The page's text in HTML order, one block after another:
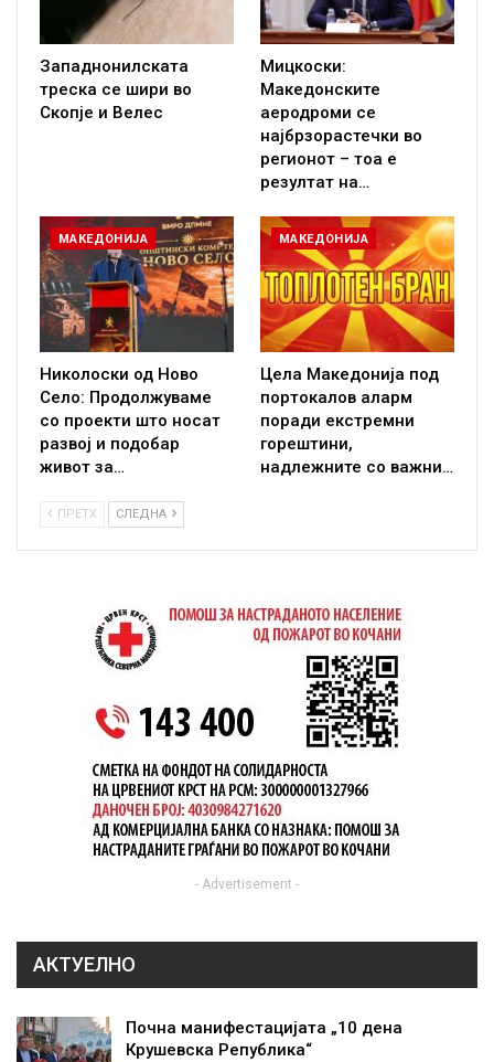
Западнонилската
треска се шири во
Скопје и Велес
Мицкоски:
Македонските
аеродроми се
најбрзорастечки во
регионот – тоа е
резултат на…
МАКЕДОНИЈА
Николоски од Ново
Село: Продолжуваме
со проекти што носат
развој и подобар
живот за…
МАКЕДОНИЈА
Цела Македонија под
портокалов аларм
поради екстремни
горештини,
надлежните со важни…
ПРЕТХ СЛЕДНА
- Advertisement -
АКТУЕЛНО
Почна манифестацијата „10 дена
Крушевска Република“